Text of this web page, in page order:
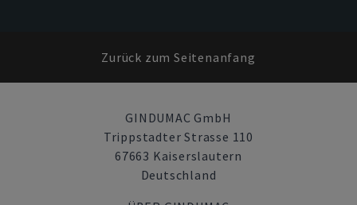
Zurück zum Seitenanfang
GINDUMAC GmbH
Trippstadter Strasse 110
67663 Kaiserslautern
Deutschland